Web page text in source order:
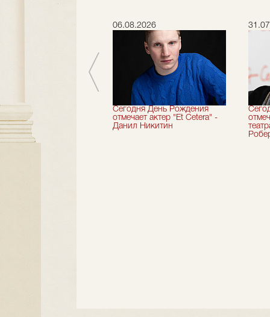
сезон!
06.08.2026
Сегодня День Рождения
отмечает актер "Et Cetera" -
Данил Никитин